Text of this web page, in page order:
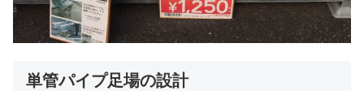
単管パイプ足場の設計